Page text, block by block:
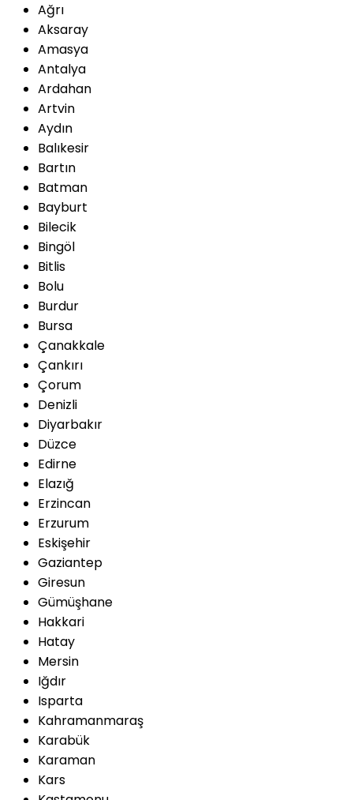
Ağrı
Aksaray
Amasya
Antalya
Ardahan
Artvin
Aydın
Balıkesir
Bartın
Batman
Bayburt
Bilecik
Bingöl
Bitlis
Bolu
Burdur
Bursa
Çanakkale
Çankırı
Çorum
Denizli
Diyarbakır
Düzce
Edirne
Elazığ
Erzincan
Erzurum
Eskişehir
Gaziantep
Giresun
Gümüşhane
Hakkari
Hatay
Mersin
Iğdır
Isparta
Kahramanmaraş
Karabük
Karaman
Kars